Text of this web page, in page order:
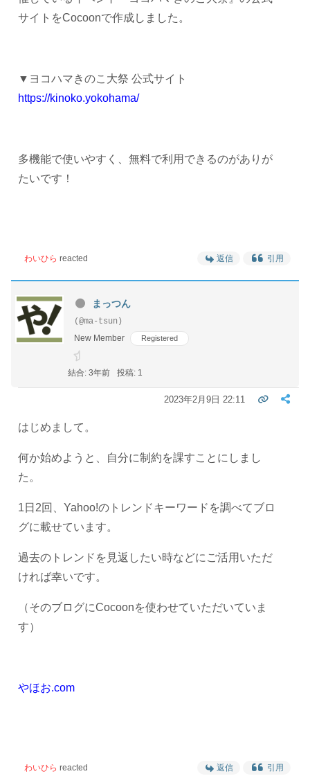
サイトをCocoonで作成しました。
▼ヨコハマきのこ大祭 公式サイト
https://kinoko.yokohama/
多機能で使いやすく、無料で利用できるのがありが
たいです！
わいひら reacted 返信 引用
まっつん
(@ma-tsun)
New Member
Registered
結合: 3年前 投稿: 1
2023年2月9日 22:11
はじめまして。
何か始めようと、自分に制約を課すことにしまし
た。
1日2回、Yahoo!のトレンドキーワードを調べてブロ
グに載せています。
過去のトレンドを見返したい時などにご活用いただ
ければ幸いです。
（そのブログにCocoonを使わせていただいていま
す）
やほお.com
わいひら reacted 返信 引用